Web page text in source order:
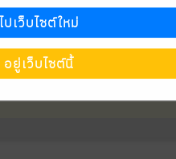
ไปเว็บไซต์ใหม่
อยู่เว็บไซต์นี้